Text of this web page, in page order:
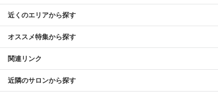
近くのエリアから探す
オススメ特集から探す
関連リンク
近隣のサロンから探す